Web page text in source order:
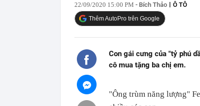
22/09/2020 15:00 PM - Bích Thảo Ô TÔ
Thêm AutoPro trên Google
Con gái cưng của "tỷ phú
cô mua tặng ba chị em.
"Ông trùm năng lượng"